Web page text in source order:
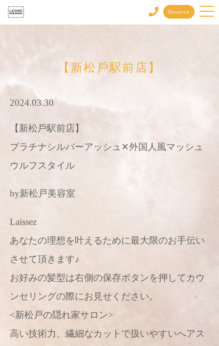
Reserve
【新松戶駅前店】
2024.03.30
【新松戶駅前店】
プラチナシルバーアッシュ✕外国人風マッシュ
ウルフスタイル
by新松戸美容室
Laissez
あなたの理想を叶えるために最大限のお手伝い
させて頂きます♪
お好みの髪型は右側の保存ボタンを押してカウ
ンセリングの際にお見せください。
<新松戸の隠れ家サロン>
高い技術力、繊細なカットで扱いやすいへアス